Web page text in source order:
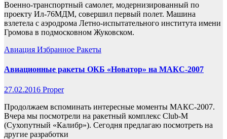
Военно-транспортный самолет, модернизированный по
проекту Ил-76МДМ, совершил первый полет. Машина
взлетела с аэродрома Летно-испытательного института имени
Громова в подмосковном Жуковском.
Авиация Избранное Ракеты
Авиационные ракеты ОКБ «Новатор» на МАКС-2007
27.02.2016 Proper
Продолжаем вспоминать интересные моменты МАКС-2007.
Вчера мы посмотрели на ракетный комплекс Club-M
(Сухопутный «Калибр»). Сегодня предлагаю посмотреть на
другие разработки